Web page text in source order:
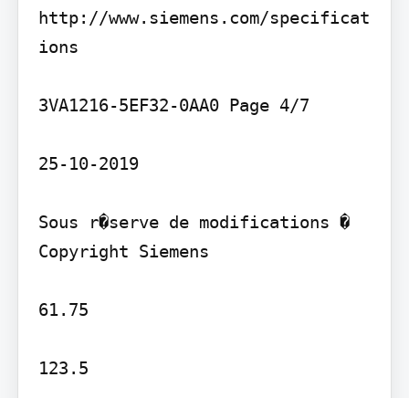
http://www.siemens.com/specificat
ions
3VA1216-5EF32-0AA0 Page 4/7
25-10-2019
Sous r�serve de modifications �
Copyright Siemens
61.75
123.5